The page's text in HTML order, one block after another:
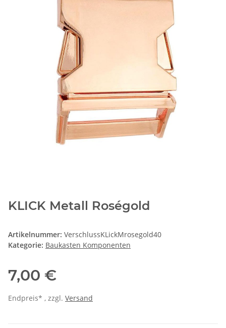
KLICK Metall Roségold
Artikelnummer: VerschlussKLickMrosegold40
Kategorie: Baukasten Komponenten
7,00 €
Endpreis* , zzgl. Versand